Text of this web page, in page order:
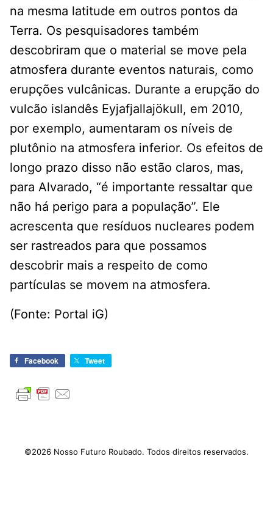
na mesma latitude em outros pontos da
Terra. Os pesquisadores também
descobriram que o material se move pela
atmosfera durante eventos naturais, como
erupções vulcânicas. Durante a erupção do
vulcão islandês Eyjafjallajökull, em 2010,
por exemplo, aumentaram os níveis de
plutônio na atmosfera inferior. Os efeitos de
longo prazo disso não estão claros, mas,
para Alvarado, “é importante ressaltar que
não há perigo para a população”. Ele
acrescenta que resíduos nucleares podem
ser rastreados para que possamos
descobrir mais a respeito de como
partículas se movem na atmosfera.
(Fonte: Portal iG)
Facebook Tweet
©2026 Nosso Futuro Roubado. Todos direitos reservados.